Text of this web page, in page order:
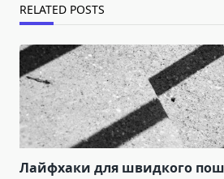
RELATED POSTS
Лайфхаки для швидкого